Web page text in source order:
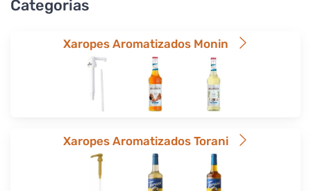
Categorias
Xaropes Aromatizados Monin
Xaropes Aromatizados Torani